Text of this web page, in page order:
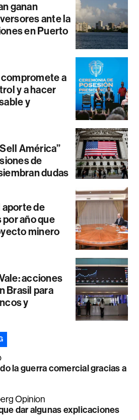
ganan
ante la
en Puerto
compromete a
y a hacer
y
América”
de
dudas
de
año que
minero
acciones
Brasil para
y
la guerra comercial gracias a
Opinion
dar algunas explicaciones